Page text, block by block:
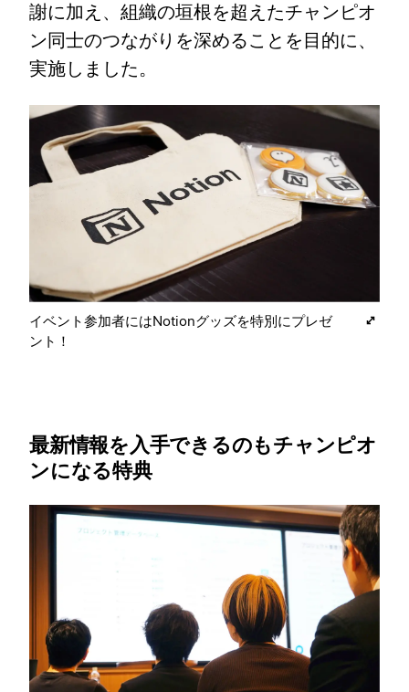
謝に加え、組織の垣根を超えたチャンピオ
ン同士のつながりを深めることを目的に、
実施しました。
イベント参加者にはNotionグッズを特別にプレゼ
ント！
最新情報を入手できるのもチャンピオ
ンになる特典